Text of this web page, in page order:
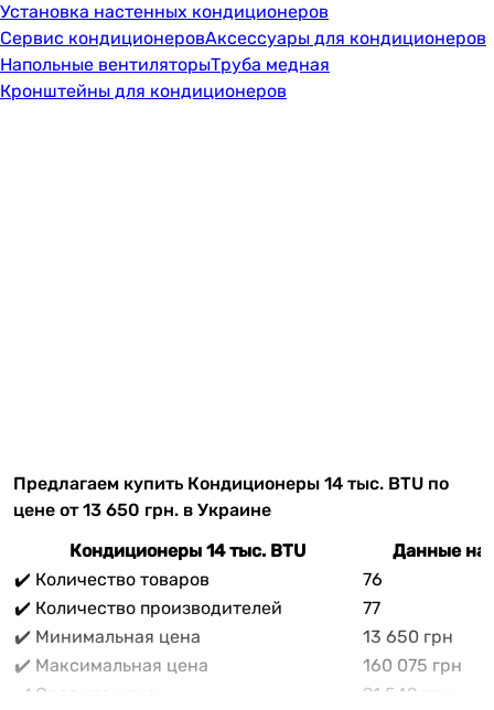
Установка настенных кондиционеров
Сервис кондиционеровАксессуары для кондиционеров
Напольные вентиляторыТруба медная
Кронштейны для кондиционеров
Предлагаем купить Кондиционеры 14 тыс. BTU по
цене от 13 650 грн. в Украине
Кондиционеры 14 тыс. BTU
Данные на
✔️ Количество товаров
76
✔️ Количество производителей
77
✔️ Минимальная цена
13 650 грн
✔️ Максимальная цена
160 075 грн
✔️ Средняя цена
91 549 грн